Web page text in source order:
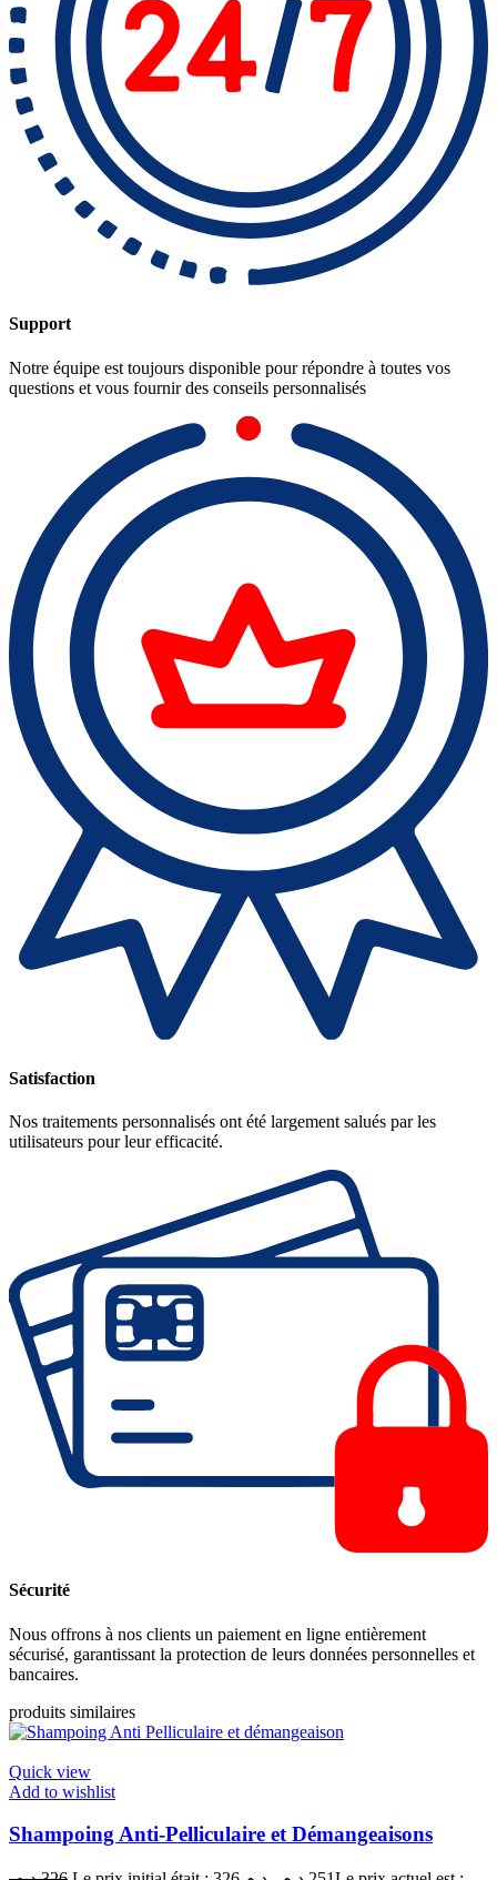
Support
Notre équipe est toujours disponible pour répondre à toutes vos
questions et vous fournir des conseils personnalisés
Satisfaction
Nos traitements personnalisés ont été largement salués par les
utilisateurs pour leur efficacité.
Sécurité
Nous offrons à nos clients un paiement en ligne entièrement
sécurisé, garantissant la protection de leurs données personnelles et
bancaires.
produits similaires
Quick view
Add to wishlist
Shampoing Anti-Pelliculaire et Démangeaisons